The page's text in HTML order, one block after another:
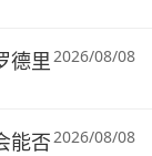
德里 2026/08/08
能否2026/08/08